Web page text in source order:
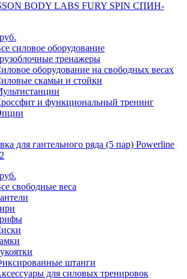
BODY LABS FURY SPIN СПИН-
силовое оборудование
тренажеры
оборудование на свободных весах
скамьи и стойки
и функциональный тренинг
для гантельного ряда (5 пар) Powerline
свободные веса
штанги
для силовых тренировок